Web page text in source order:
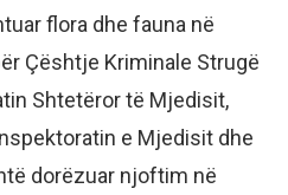
flora dhe fauna në
Çështje Kriminale Strugë
Shtetëror të Mjedisit,
e Mjedisit dhe
dorëzuar njoftim në